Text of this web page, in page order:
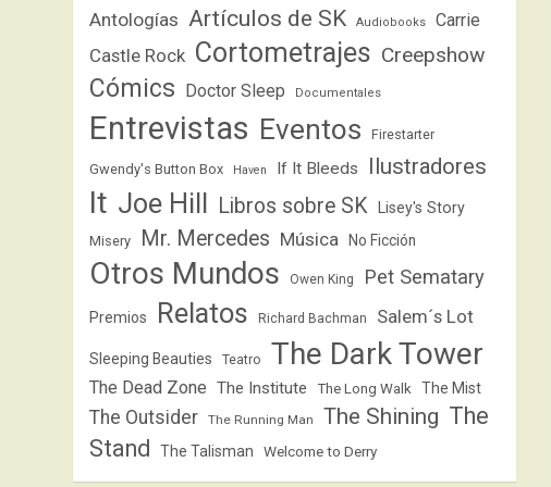
Antologías Artículos de SK Audiobooks Carrie
Castle Rock Cortometrajes Creepshow
Cómics Doctor Sleep Documentales
Entrevistas Eventos Firestarter
Gwendy's Button Box Haven If It Bleeds Ilustradores
It Joe Hill Libros sobre SK Lisey's Story
Misery Mr. Mercedes Música No Ficción
Otros Mundos Owen King Pet Sematary
Premios Relatos Richard Bachman Salem´s Lot
Sleeping Beauties Teatro The Dark Tower
The Dead Zone The Institute The Long Walk The Mist
The Outsider The Running Man The Shining The
Stand
The Talisman Welcome to Derry